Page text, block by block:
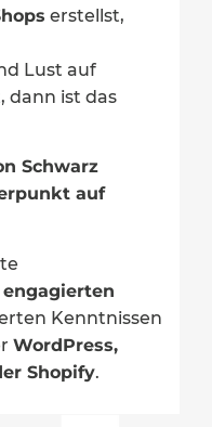
erstellst,
Lust auf
dann ist das
Schwarz
auf
Kenntnissen
WordPress,
Shopify.